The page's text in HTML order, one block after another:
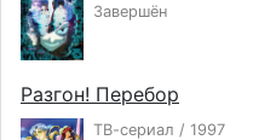
Завершён
Разгон! Перебор
ТВ-сериал / 1997